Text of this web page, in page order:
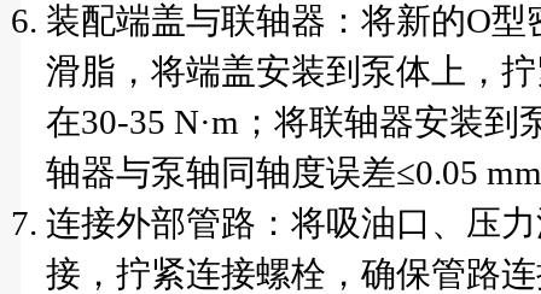
装配端盖与联轴器：将新的O
滑脂，将端盖安装到泵体上，
在30-35 N·m；将联轴器安装
轴器与泵轴同轴度误差≤0.05
连接外部管路：将吸油口、压
接，拧紧连接螺栓，确保管路